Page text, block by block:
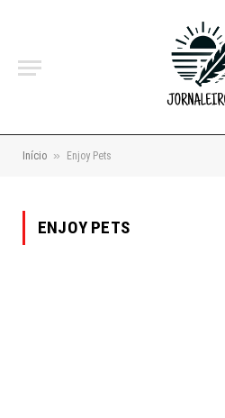
Início » Enjoy Pets
ENJOY PETS